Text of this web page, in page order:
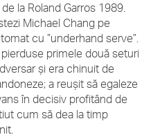
la Roland Garros 1989.
Michael Chang pe
cu ”underhand serve”.
primele două seturi
și era chinuit de
a reușit să egaleze
în decisiv profitând de
cum să dea la timp